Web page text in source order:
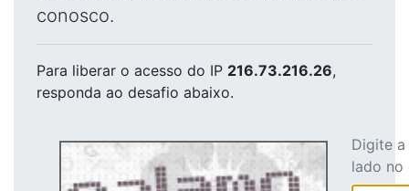
conosco.
Para liberar o acesso do IP 216.73.216.26,
responda ao desafio abaixo.
Digite
lado no